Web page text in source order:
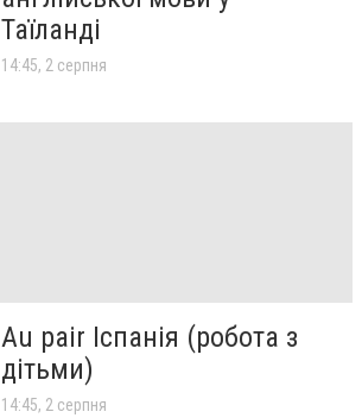
Таїланді
14:45, 2 серпня
Au pair Іспанія (робота з
дітьми)
14:45, 2 серпня